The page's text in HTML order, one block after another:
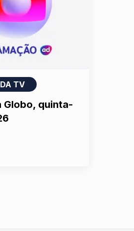
TV
Globo, quinta-